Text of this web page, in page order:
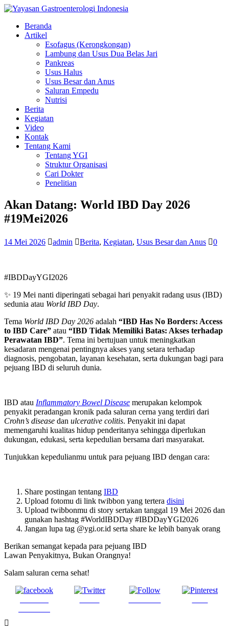
Beranda
Artikel
Esofagus (Kerongkongan)
Lambung dan Usus Dua Belas Jari
Pankreas
Usus Halus
Usus Besar dan Anus
Saluran Empedu
Nutrisi
Berita
Kegiatan
Video
Kontak
Tentang Kami
Tentang YGI
Struktur Organisasi
Cari Dokter
Penelitian
Akan Datang: World IBD Day 2026
#19Mei2026
14 Mei 2026 admin Berita, Kegiatan, Usus Besar dan Anus 0
#IBDDayYGI2026
✨ 19 Mei nanti diperingati sebagai hari penyakit radang usus (IBD)
sedunia atau World IBD Day.
Tema World IBD Day 2026 adalah “IBD Has No Borders: Access
to IBD Care” atau “IBD Tidak Memiliki Batas: Akses terhadap
Perawatan IBD”. Tema ini bertujuan untuk meningkatkan
kesadaran mengenai pentingnya akses yang setara terhadap
diagnosis, pengobatan, layanan kesehatan, serta dukungan bagi para
pejuang IBD di seluruh dunia.
IBD atau Inflammatory Bowel Disease merupakan kelompok
penyakit peradangan kronik pada saluran cerna yang terdiri dari
Crohn’s disease dan ulcerative colitis. Penyakit ini dapat
memengaruhi kualitas hidup penderitanya sehingga diperlukan
dukungan, edukasi, serta kepedulian bersama dari masyarakat.
Tunjukkan kepedulianmu untuk para pejuang IBD dengan cara:
Share postingan tentang IBD
Upload fotomu di link twibbon yang tertera disini
Upload twibbonmu di story sertakan tanggal 19 Mei 2026 dan
gunakan hashtag #WorldIBDDay #IBDDayYGI2026
Jangan lupa tag @ygi.or.id serta share ke lebih banyak orang
Berikan semangat kepada para pejuang IBD
Lawan Penyakitnya, Bukan Orangnya!
Salam saluran cerna sehat!